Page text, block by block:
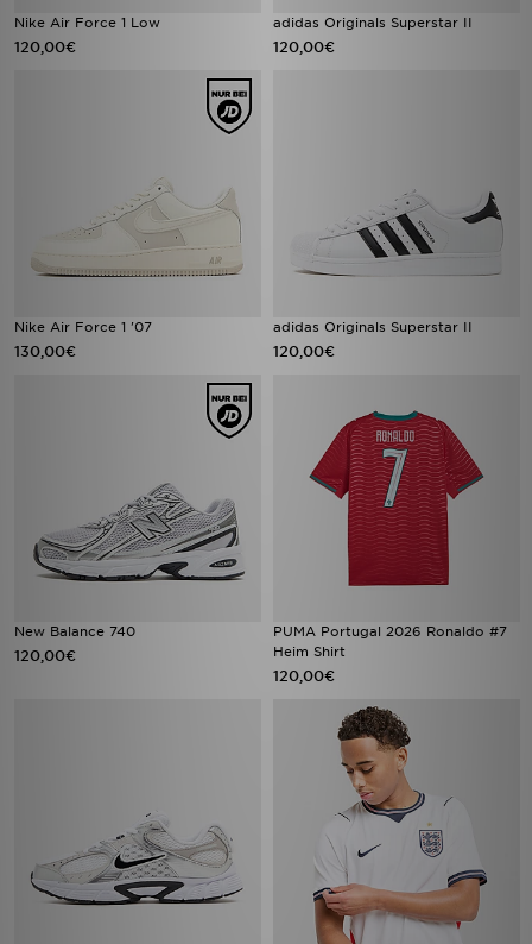
Nike Air Force 1 Low
120,00€
adidas Originals Superstar II
120,00€
Nike Air Force 1 '07
130,00€
adidas Originals Superstar II
120,00€
New Balance 740
120,00€
PUMA Portugal 2026 Ronaldo #7
Heim Shirt
120,00€